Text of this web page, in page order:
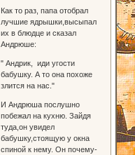
Как то раз, папа отобрал
лучшие ядрышки,высыпал
их в блюдце и сказал
Андрюше:
" Андрик, иди угости
бабушку. А то она похоже
злится на нас."
И Андрюша послушно
побежал на кухню. Зайдя
туда,он увидел
бабушку,стоящую у окна
спиной к нему. Он почему-